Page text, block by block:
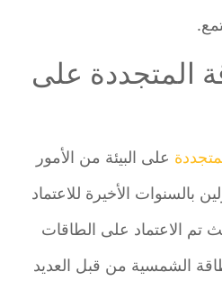
المتجددة على
على البيئة من الأمور
الأخيرة للاعتماد
الاعتماد على الطاقات
الشمسية من قبل العديد